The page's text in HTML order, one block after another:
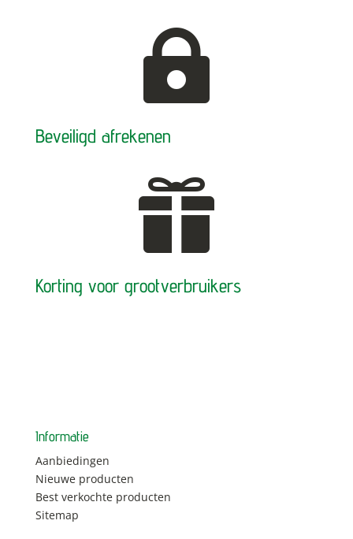

Beveiligd afrekenen

Korting voor grootverbruikers
Informatie
Aanbiedingen
Nieuwe producten
Best verkochte producten
Sitemap